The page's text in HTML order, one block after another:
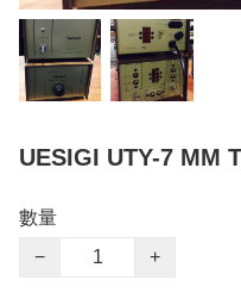
UESIGI UTY-7 MM
數量
−
+